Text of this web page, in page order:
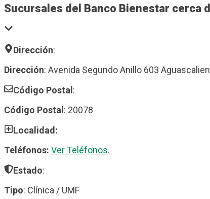
Sucursales del Banco Bienestar cerca
Dirección:
Dirección: Avenida Segundo Anillo 603
Código Postal :
Código Postal : 20078
Localidad:
Teléfonos: Ver Teléfonos.
Estado:
Tipo: Clínica / UMF